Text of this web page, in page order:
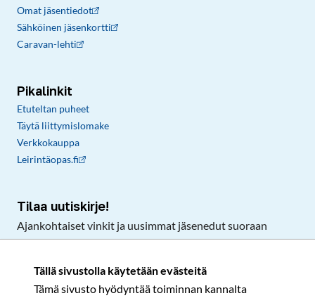
Tällä sivustolla käytetään evästeitä
Tämä sivusto hyödyntää toiminnan kannalta
Omat jäsentiedot
Sähköinen jäsenkortti
Caravan-lehti
Pikalinkit
Etuteltan puheet
Täytä liittymislomake
Verkkokauppa
Leirintäopas.fi
Tilaa uutiskirje!
Ajankohtaiset vinkit ja uusimmat jäsenedut suoraan